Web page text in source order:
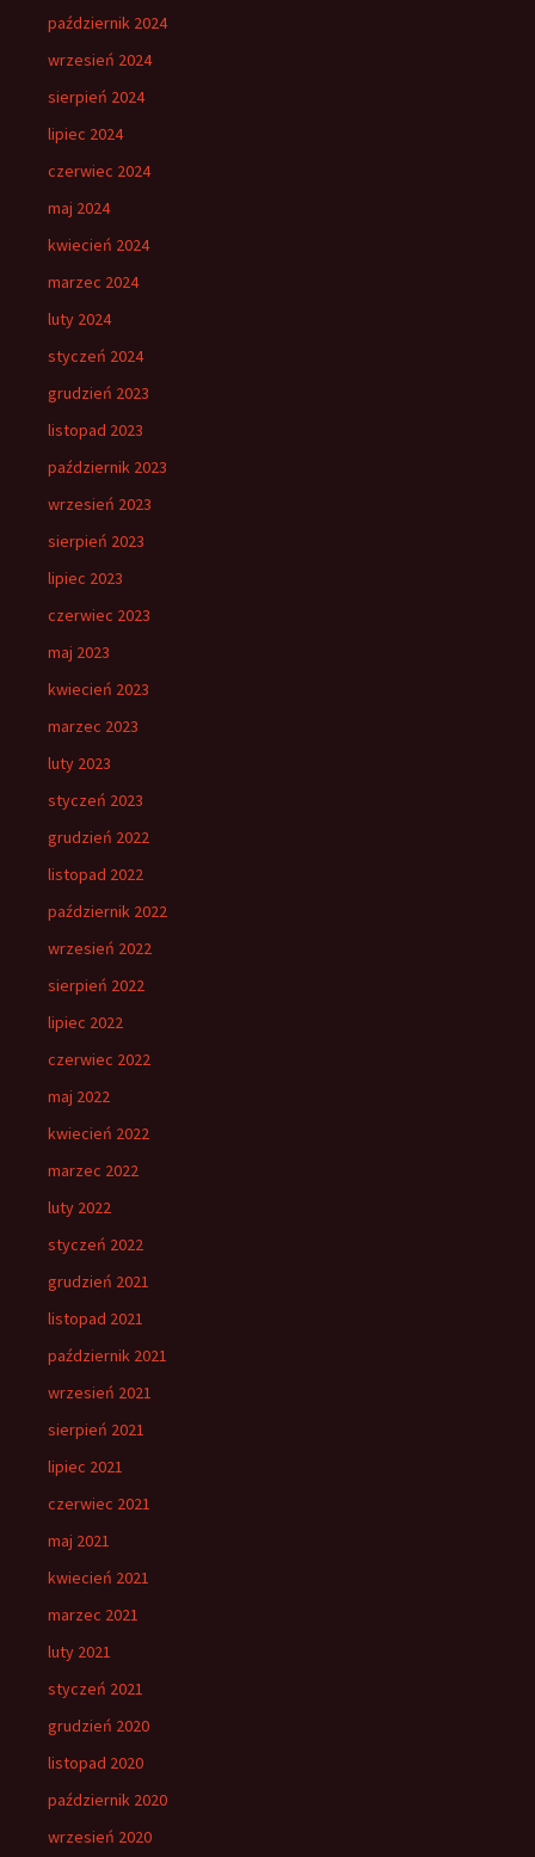
październik 2024
wrzesień 2024
sierpień 2024
lipiec 2024
czerwiec 2024
maj 2024
kwiecień 2024
marzec 2024
luty 2024
styczeń 2024
grudzień 2023
listopad 2023
październik 2023
wrzesień 2023
sierpień 2023
lipiec 2023
czerwiec 2023
maj 2023
kwiecień 2023
marzec 2023
luty 2023
styczeń 2023
grudzień 2022
listopad 2022
październik 2022
wrzesień 2022
sierpień 2022
lipiec 2022
czerwiec 2022
maj 2022
kwiecień 2022
marzec 2022
luty 2022
styczeń 2022
grudzień 2021
listopad 2021
październik 2021
wrzesień 2021
sierpień 2021
lipiec 2021
czerwiec 2021
maj 2021
kwiecień 2021
marzec 2021
luty 2021
styczeń 2021
grudzień 2020
listopad 2020
październik 2020
wrzesień 2020